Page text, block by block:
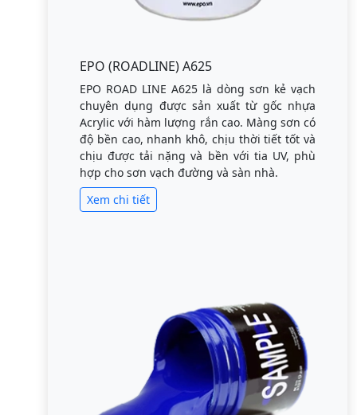
EPO (ROADLINE) A625
EPO ROAD LINE A625 là dòng sơn kẻ vạch
chuyên dụng được sản xuất từ gốc nhựa
Acrylic với hàm lượng rắn cao. Màng sơn có
độ bền cao, nhanh khô, chịu thời tiết tốt và
chịu được tải nặng và bền với tia UV, phù
hợp cho sơn vạch đường và sàn nhà.
Xem chi tiết